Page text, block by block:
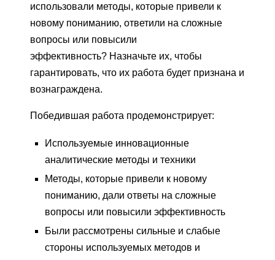
использовали методы, которые привели к
новому пониманию, ответили на сложные
вопросы или повысили
эффективность? Назначьте их, чтобы
гарантировать, что их работа будет признана и
вознаграждена.
Победившая работа продемонстрирует:
Используемые инновационные
аналитические методы и техники
Методы, которые привели к новому
пониманию, дали ответы на сложные
вопросы или повысили эффективность
Были рассмотрены сильные и слабые
стороны используемых методов и